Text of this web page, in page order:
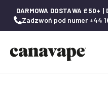
DARMOWA DOSTAWA £50+ |
Zadzwoń pod numer +44